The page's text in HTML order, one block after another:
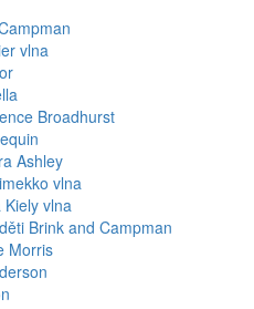
vlna
Broadhurst
Ashley
vlna
Kiely vlna
Brink and Campman
Morris